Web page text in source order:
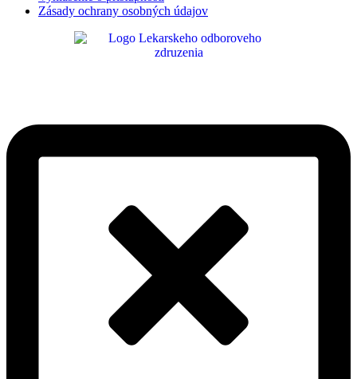
Zásady ochrany osobných údajov